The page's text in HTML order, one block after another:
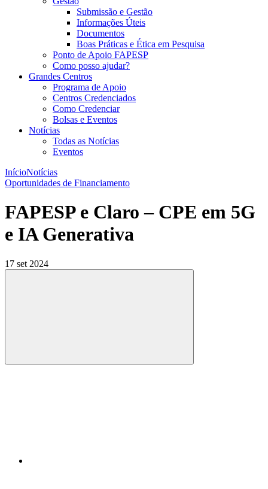
Submissão e Gestão
Informações Úteis
Documentos
Boas Práticas e Ética em Pesquisa
Ponto de Apoio FAPESP
Como posso ajudar?
Grandes Centros
Programa de Apoio
Centros Credenciados
Como Credenciar
Bolsas e Eventos
Notícias
Todas as Notícias
Eventos
InícioNotícias
Oportunidades de Financiamento
FAPESP e Claro – CPE em 5G
e IA Generativa
17 set 2024
Compartilhar